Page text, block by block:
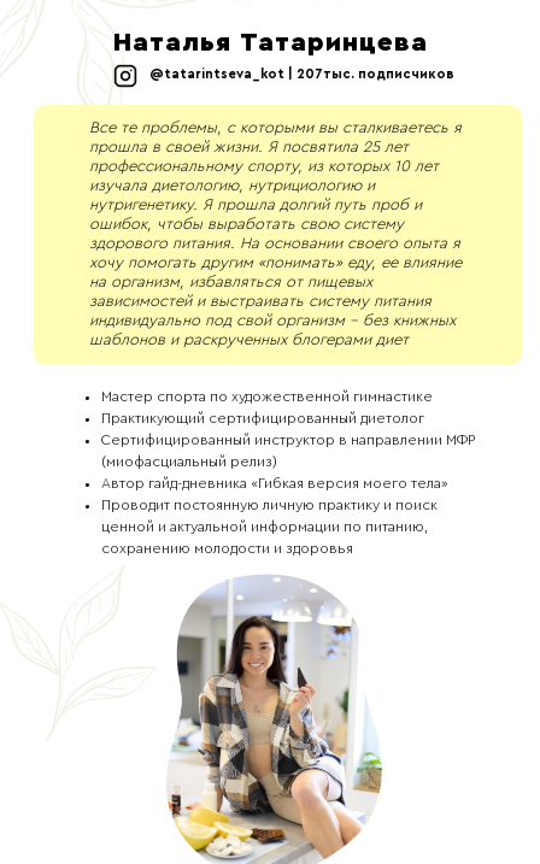
Наталья Татаринцева
@tatarintseva_kot | 207тыс. подписчиков
Все те проблемы, с которыми вы сталкиваетесь я
прошла в своей жизни. Я посвятила 25 лет
профессиональному спорту, из которых 10 лет
изучала диетологию, нутрициологию и
нутригенетику. Я прошла долгий путь проб и
ошибок, чтобы выработать свою систему
здорового питания. На основании своего опыта я
хочу помогать другим «понимать» еду, ее влияние
на организм, избавляться от пищевых
зависимостей и выстраивать систему питания
индивидуально под свой организм - без книжных
шаблонов и раскрученных блогерами диет
Мастер спорта по художественной гимнастике
Практикующий сертифицированный диетолог
Сертифицированный инструктор в направлении МФР
(миофасциальный релиз)
Автор гайд-дневника «Гибкая версия моего тела»
Проводит постоянную личную практику и поиск
ценной и актуальной информации по питанию,
сохранению молодости и здоровья